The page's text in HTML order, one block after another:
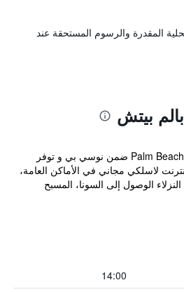
المقدرة والرسوم المستحقة عند
بيتش
تقع Palm Beach Resort & Spa Nosy Be ضمن نوسي بي و توفر
عن إنترنت لاسلكي مجاني في الأماكن العامة،
الوصول إلى السونا، المسبح
14:00